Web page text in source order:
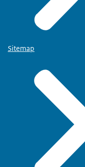
Sitemap